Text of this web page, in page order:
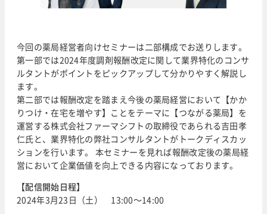
今回の薬局経営者向けセミナーは二部構成でお送りします。
第一部では2024年度調剤報酬改定に関して業界特化のコンサ
ルタントがポイントをピックアップして分かりやすく解説し
ます。
第二部では報酬改定を踏まえ今後の薬局経営において【かか
りつけ・在宅を増やす】ことをテーマに【つながる薬局】を
運営する株式会社ファーマシフトの取締役であられる吉田孝
仁氏と、業界特化の弊社コンサルタントがトークディスカッ
ションを行います。 本セミナーを見れば報酬改定後の薬局経
営において企業価値を向上できる内容になっております。
【配信開始日程】
2024年3月23日（土） 13:00～14:00